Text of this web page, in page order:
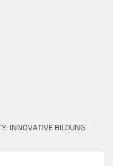
INNOVATIVE BILDUNG